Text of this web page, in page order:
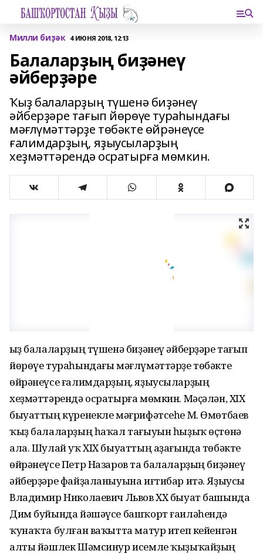
Милли биҙәк 4 ИЮНЯ 2018, 12:13
Балаларҙың биҙәнеү
әйберҙәре
Ҡыҙ балаларҙың түшенә биҙәнеү
әйберҙәре тағып йөрөүе тураһындағы
мәғлүмәттәрҙе төбәкте өйрәнеүсе
ғалимдарҙың, яҙыусыларҙың
хеҙмәттәрендә осратырға мөмкин.
Ҡыҙ балаларҙың түшенә биҙәнеү әйберҙәре тағып
йөрөүе тураһындағы мәғлүмәттәрҙе төбәкте
өйрәнеүсе ғалимдарҙың, яҙыусыларҙың
хеҙмәттәрендә осратырға мөмкин. Мәҫәлән, XIX
быуаттың күренекле мәғрифәтсеһе М. Өмөтбаев
ҡыҙ балаларҙың һаҡал тағыуын һыҙыҡ өҫтөнә
ала. Шулай уҡ XIX быуаттың аҙағында төбәкте
өйрәнеүсе Петр Назаров та балаларҙың биҙәнеү
әйберҙәре файҙаланыуына иғтибар итә. Яҙыусы
Владимир Николаевич Львов XX быуат башында
Дим буйында йәшәүсе башҡорт ғаиләһендә
ҡунаҡта булған ваҡытта матур итеп кейенгән
алты йәшлек Шәмсинур исемле ҡыҙыҡайҙың